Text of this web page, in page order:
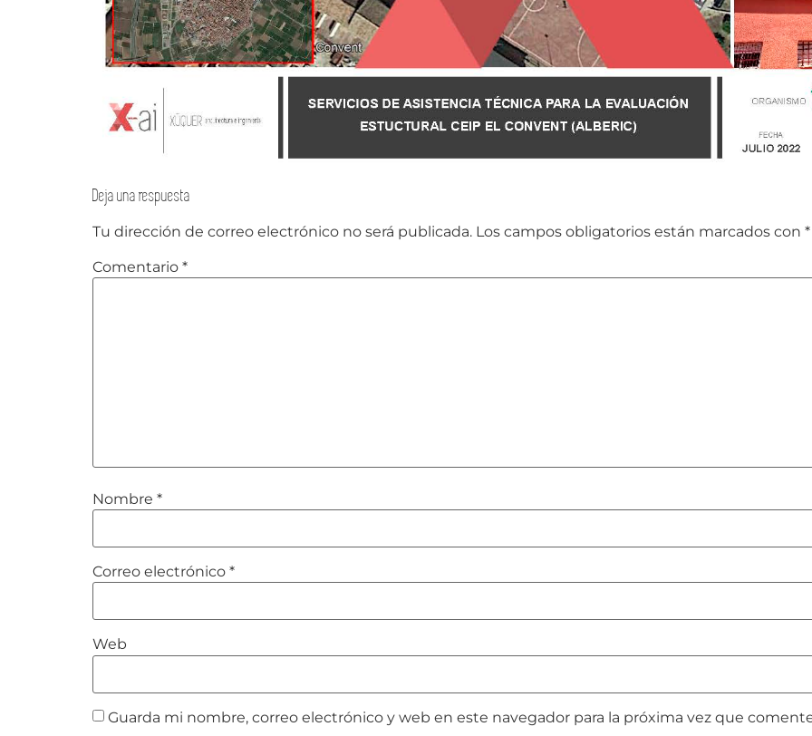
Deja una respuesta
Tu dirección de correo electrónico no será publicada. Los campos obligatorios están marcados con *
Comentario *
Nombre *
Correo electrónico *
Web
Guarda mi nombre, correo electrónico y web en este navegador para la próxima vez que